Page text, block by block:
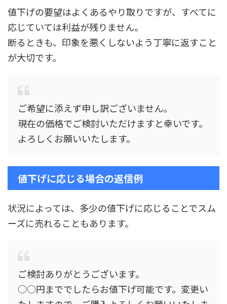
値下げの要望はよくあるやり取りですが、すべてに
応じていては利益が残りません。
断るときも、印象を悪くしないよう丁寧に返すこと
が大切です。
ご希望に添えず申し訳ございません。
現在の価格でご検討いただけますと幸いです。
よろしくお願いいたします。
値下げに応じる場合の返信例
状況によっては、多少の値下げに応じることでスム
ーズに売れることもあります。
ご検討ありがとうございます。
○○円まででしたらお値下げ可能です。変更い